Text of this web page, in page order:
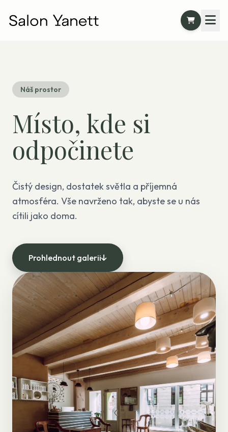
Náš prostor
Místo, kde si
odpočinete
Čistý design, dostatek světla a příjemná
atmosféra. Vše navrženo tak, abyste se u nás
cítili jako doma.
Prohlednout galerii